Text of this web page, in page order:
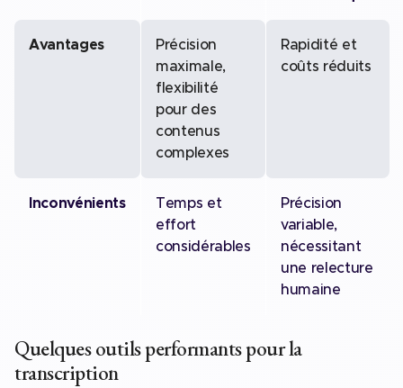
Avantages
Précision
maximale,
flexibilité
pour des
contenus
complexes
Rapidité et
coûts réduits
Inconvénients
Temps et
effort
considérables
Précision
variable,
nécessitant
une relecture
humaine
Quelques outils performants pour la
transcription